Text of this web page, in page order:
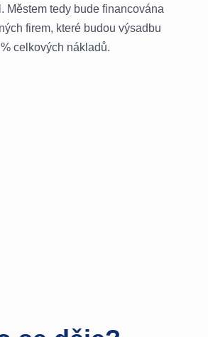
Městem tedy bude financována
firem, které budou výsadbu
celkových nákladů.